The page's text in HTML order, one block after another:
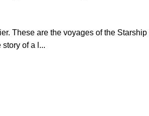
These are the voyages of the Starship
story of a l...